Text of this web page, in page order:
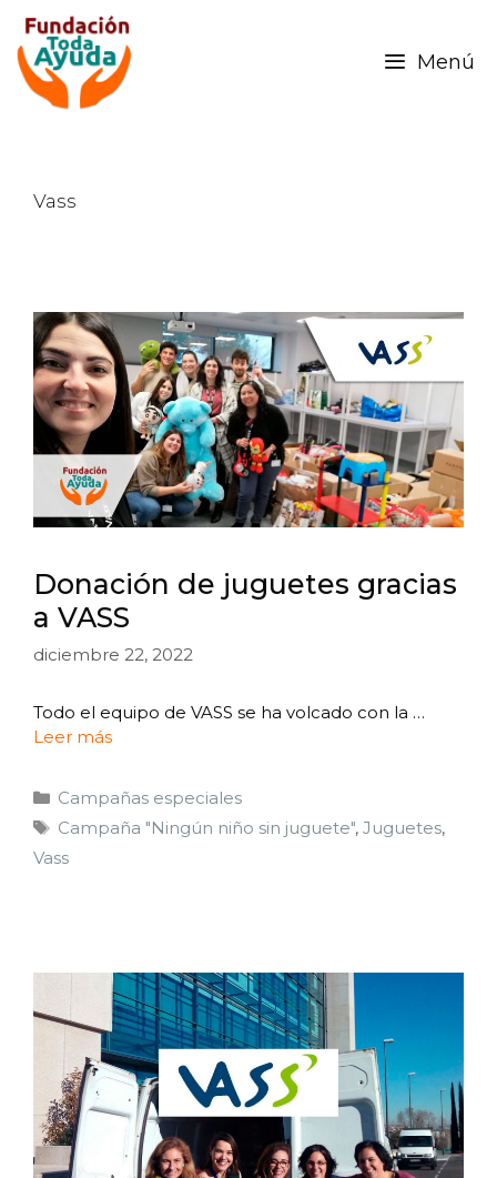
Menú
Vass
Donación de juguetes gracias
a VASS
diciembre 22, 2022
Todo el equipo de VASS se ha volcado con la …
Leer más
Campañas especiales
Campaña "Ningún niño sin juguete", Juguetes,
Vass